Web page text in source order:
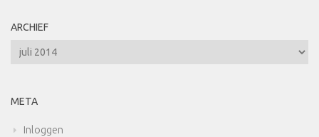
ARCHIEF
Archief
META
Inloggen